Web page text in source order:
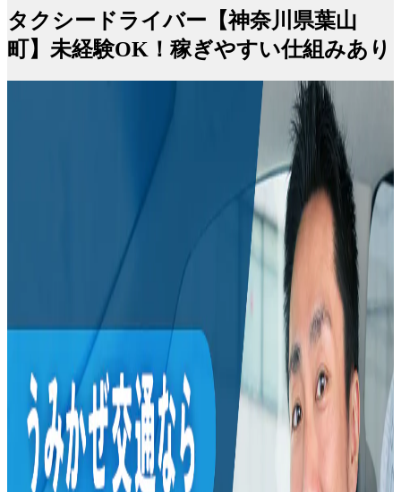
タクシードライバー【神奈川県葉山
町】未経験OK！稼ぎやすい仕組みあり